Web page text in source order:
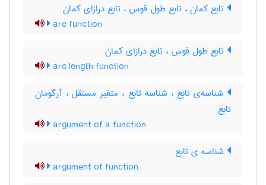
تابع کمان ، تابع طول قوس ، تابع درازای کمان
arc function
تابع طول قوس ، تابع درازای کمان
arc length function
شناسه‌ی تابع ، شناسه تابع ، متغیر مستقل ، آرگومان
تابع
argument of a function
شناسه ی تابع
argument of function